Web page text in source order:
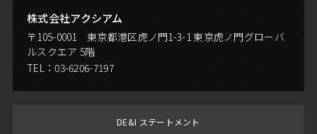
株式会社アクシアム
〒105-0001 東京都港区虎ノ門1-3-1 東京虎ノ門グローバ
ルスクエア 5階
TEL：03-6206-7197
DE&I ステートメント